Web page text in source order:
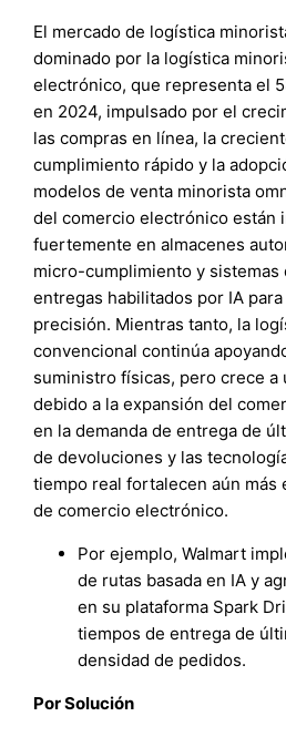
El mercado de logística
dominado por la logística
electrónico, que representa el
en 2024, impulsado por el
las compras en línea, la
cumplimiento rápido y la
modelos de venta minorista
del comercio electrónico están
fuertemente en almacenes
micro-cumplimiento y sistemas
entregas habilitados por IA
precisión. Mientras tanto, la
convencional continúa
suministro físicas, pero crece a
debido a la expansión del
en la demanda de entrega de
de devoluciones y las
tiempo real fortalecen aún más
de comercio electrónico.
Por ejemplo, Walmart
de rutas basada en IA y
en su plataforma Spark
tiempos de entrega de
densidad de pedidos.
Por Solución